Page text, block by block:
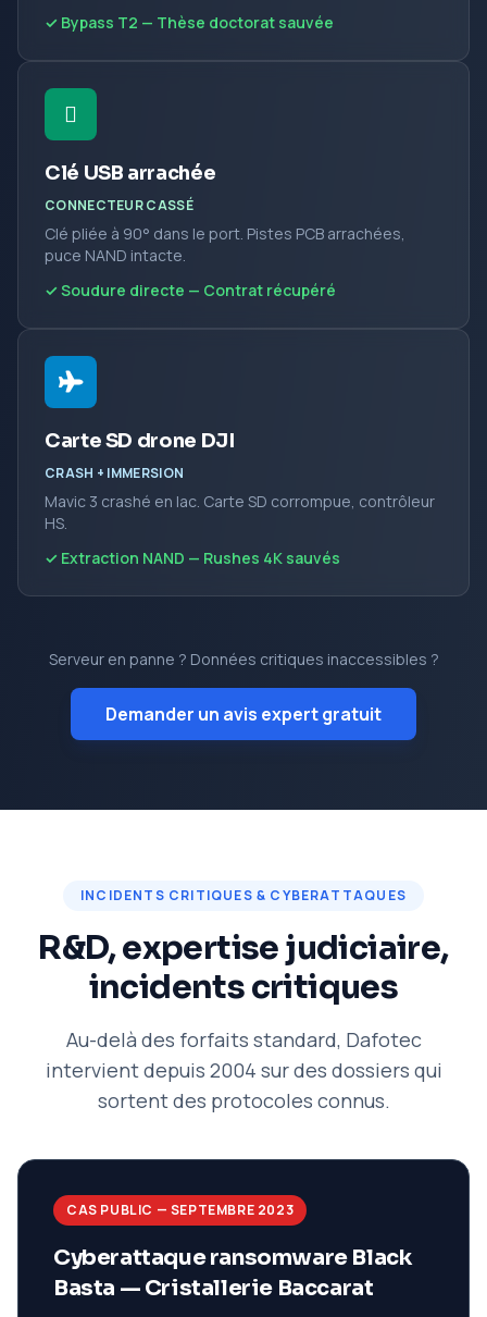
✓ Bypass T2 — Thèse doctorat sauvée
Clé USB arrachée
CONNECTEUR CASSÉ
Clé pliée à 90° dans le port. Pistes PCB arrachées,
puce NAND intacte.
✓ Soudure directe — Contrat récupéré
Carte SD drone DJI
CRASH + IMMERSION
Mavic 3 crashé en lac. Carte SD corrompue, contrôleur
HS.
✓ Extraction NAND — Rushes 4K sauvés
Serveur en panne ? Données critiques inaccessibles ?
Demander un avis expert gratuit
INCIDENTS CRITIQUES & CYBERATTAQUES
R&D, expertise judiciaire,
incidents critiques
Au-delà des forfaits standard, Dafotec
intervient depuis 2004 sur des dossiers qui
sortent des protocoles connus.
CAS PUBLIC — SEPTEMBRE 2023
Cyberattaque ransomware Black
Basta — Cristallerie Baccarat